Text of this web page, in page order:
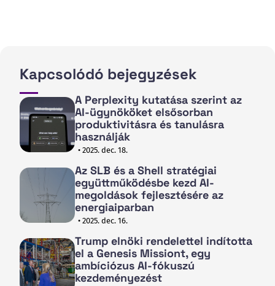
Kapcsolódó bejegyzések
A Perplexity kutatása szerint az
AI-ügynököket elsősorban
produktivitásra és tanulásra
használják
• 2025. dec. 18.
Az SLB és a Shell stratégiai
együttműködésbe kezd AI-
megoldások fejlesztésére az
energiaiparban
• 2025. dec. 16.
Trump elnöki rendelettel indította
el a Genesis Missiont, egy
ambíciózus AI-fókuszú
kezdeményezést